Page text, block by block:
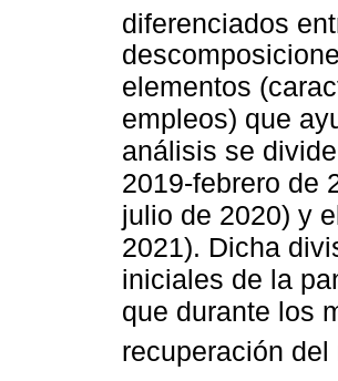
diferenciados
elementos
empleos) que
análisis se
2019-febrero de
julio de 2020) y
2021). Dicha
iniciales de la
que durante los
recuperación del